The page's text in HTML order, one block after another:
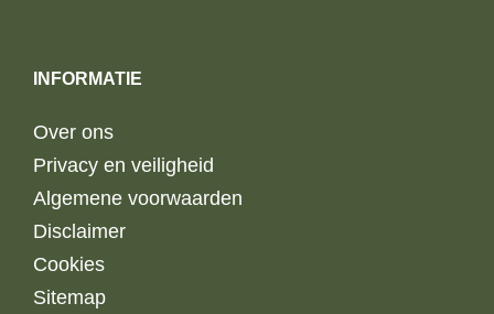
INFORMATIE
Over ons
Privacy en veiligheid
Algemene voorwaarden
Disclaimer
Cookies
Sitemap